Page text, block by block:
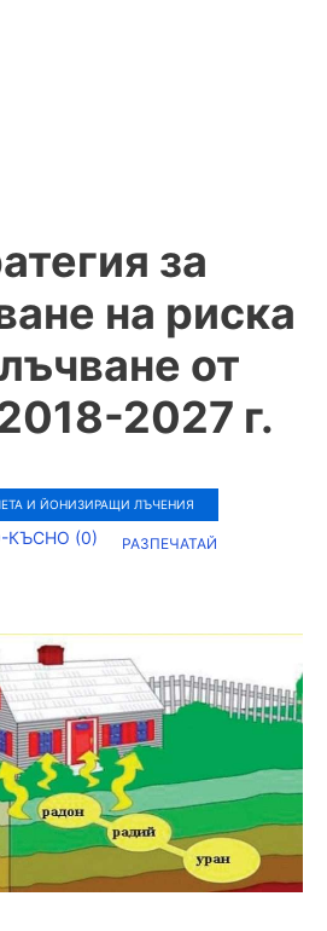
за
на риска
от
2027 г.
И ЙОНИЗИРАЩИ ЛЪЧЕНИЯ
КЪСНО (0) РАЗПЕЧАТАЙ